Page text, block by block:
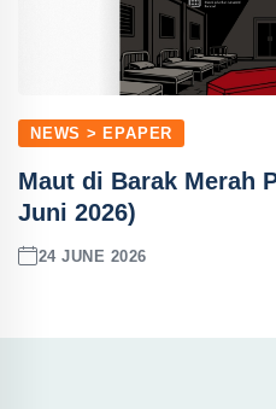
NEWS > EPAPER
Maut di Barak Merah
Juni 2026)
24 JUNE 2026